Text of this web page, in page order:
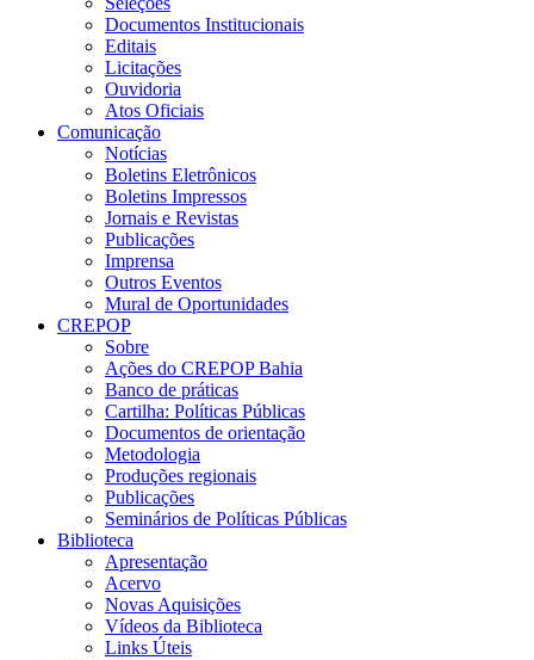
Documentos Institucionais
Editais
Licitações
Ouvidoria
Atos Oficiais
Comunicação
Notícias
Boletins Eletrônicos
Boletins Impressos
Jornais e Revistas
Publicações
Imprensa
Outros Eventos
Mural de Oportunidades
CREPOP
Sobre
Ações do CREPOP Bahia
Banco de práticas
Cartilha: Políticas Públicas
Documentos de orientação
Metodologia
Produções regionais
Publicações
Seminários de Políticas Públicas
Biblioteca
Apresentação
Acervo
Novas Aquisições
Vídeos da Biblioteca
Links Úteis